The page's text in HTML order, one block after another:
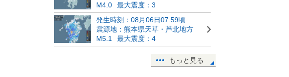
M4.0
最大震度：3
発生時刻：08月06日07:59頃
震源地：熊本県天草・芦北地方
M5.1
最大震度：4
もっと見る